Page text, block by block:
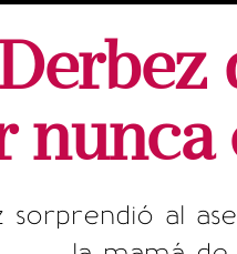
sorprendió al